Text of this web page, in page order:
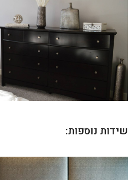
שידות נוספות: